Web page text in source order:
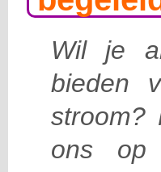
Wil je
bieden
stroom?
ons op